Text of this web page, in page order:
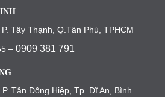
Tây Thạnh, Q.Tân Phú, TPHCM
– 0909 381 791
Tân Đông Hiệp, Tp. Dĩ An, Bình